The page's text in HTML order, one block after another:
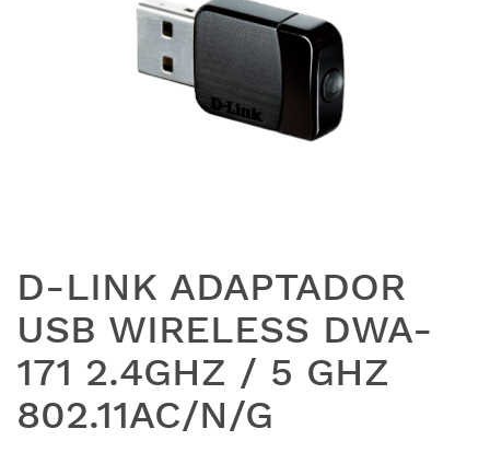
D-LINK ADAPTADOR
USB WIRELESS DWA-
171 2.4GHZ / 5 GHZ
802.11AC/N/G